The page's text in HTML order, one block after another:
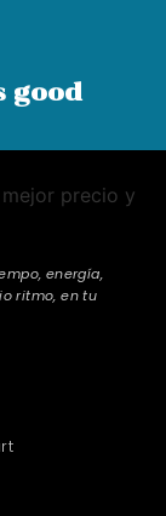
good
energía,
ritmo, en tu